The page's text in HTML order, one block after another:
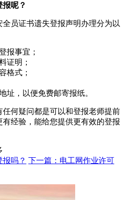
报呢？
员证书遗失登报声明办理分为以
报事宜；
证明；
格式；
址，以便免费邮寄报纸。
何疑问都是可以和登报老师提前
经验，能给您提供更有效的登报
报吗？ 下一篇：电工网作业许可